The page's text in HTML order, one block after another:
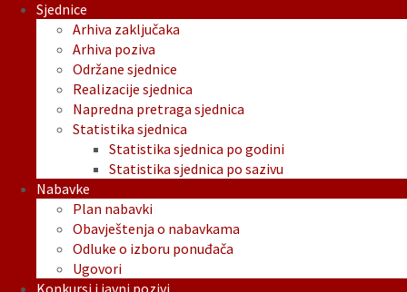
Sjednice
Arhiva zaključaka
Arhiva poziva
Održane sjednice
Realizacije sjednica
Napredna pretraga sjednica
Statistika sjednica
Statistika sjednica po godini
Statistika sjednica po sazivu
Nabavke
Plan nabavki
Obavještenja o nabavkama
Odluke o izboru ponuđača
Ugovori